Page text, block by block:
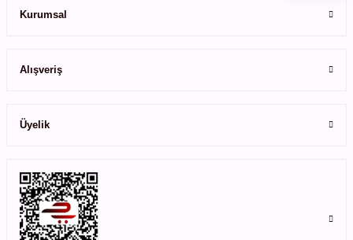
Kurumsal
Alışveriş
Üyelik